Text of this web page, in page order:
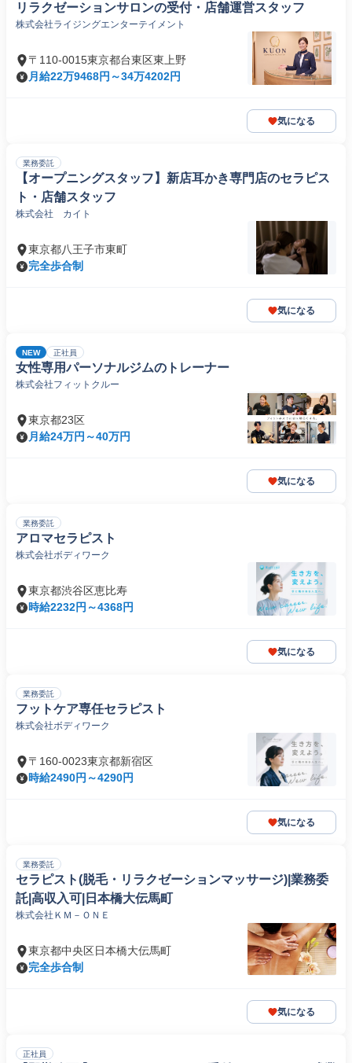
リラクゼーションサロンの受付・店舗運営スタッフ
株式会社ライジングエンターテイメント
〒110-0015東京都台東区東上野
月給22万9468円～34万4202円
気になる
業務委託
【オープニングスタッフ】新店耳かき専門店のセラピス
ト・店舗スタッフ
株式会社 カイト
東京都八王子市東町
完全歩合制
気になる
NEW 正社員
女性専用パーソナルジムのトレーナー
株式会社フィットクルー
東京都23区
月給24万円～40万円
気になる
業務委託
アロマセラピスト
株式会社ボディワーク
東京都渋谷区恵比寿
時給2232円～4368円
気になる
業務委託
フットケア専任セラピスト
株式会社ボディワーク
〒160-0023東京都新宿区
時給2490円～4290円
気になる
業務委託
セラピスト(脱毛・リラクゼーションマッサージ)|業務委
託|高収入可|日本橋大伝馬町
株式会社ＫＭ－ＯＮＥ
東京都中央区日本橋大伝馬町
完全歩合制
気になる
正社員